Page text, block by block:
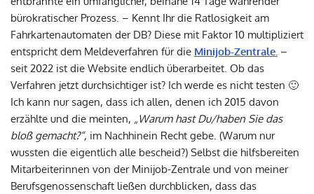
bürokratischer Prozess. – Kennt Ihr die Ratlosigkeit am
Fahrkartenautomaten der DB? Diese mit Faktor 10 multipliziert
entspricht dem Meldeverfahren für die Minijob-Zentrale. –
seit 2022 ist die Website endlich überarbeitet. Ob das
Verfahren jetzt durchsichtiger ist? Ich werde es nicht testen 🙂
Ich kann nur sagen, dass ich allen, denen ich 2015 davon
erzählte und die meinten, „Warum hast Du/haben Sie das
bloß gemacht?“, im Nachhinein Recht gebe. (Warum nur
wussten die eigentlich alle bescheid?) Selbst die hilfsbereiten
Mitarbeiterinnen von der Minijob-Zentrale und von meiner
Berufsgenossenschaft ließen durchblicken, dass das